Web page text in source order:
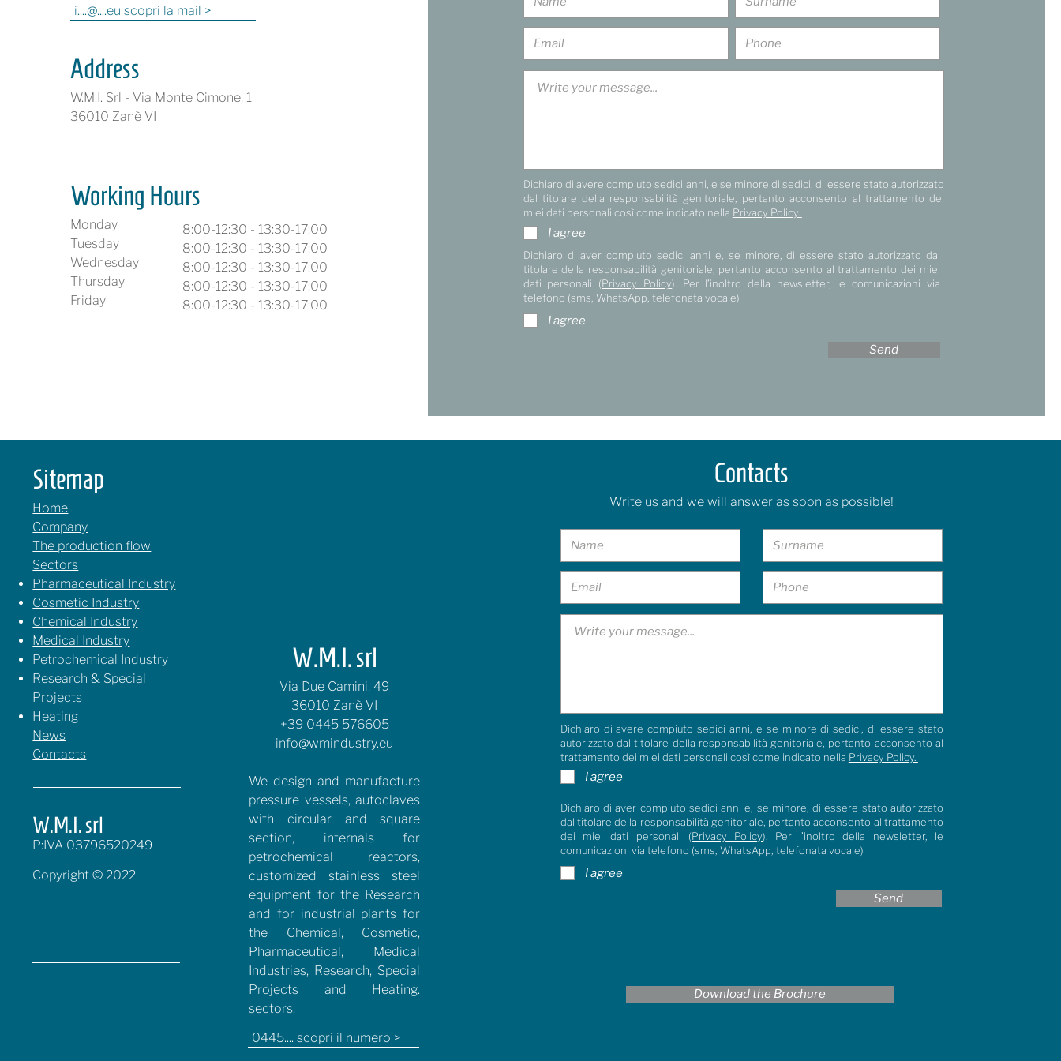
i....@....eu scopri la mail >
Address
W.M.I. Srl - Via Monte Cimone, 1
36010 Zanè VI
8:00-12:30 - 13:30-17:00
8:00-12:30 - 13:30-17:00
8:00-12:30 - 13:30-17:00
8:00-12:30 - 13:30-17:00
8:00-12:30 - 13:30-17:00
Working Hours
Monday
Tuesday
Wednesday
Thursday
Friday
Dichiaro di avere compiuto sedici anni, e se minore di sedici, di essere stato autorizzato
dal titolare della responsabilità genitoriale, pertanto acconsento al trattamento dei
miei dati personali così come indicato nella Privacy Policy.
I agree
Dichiaro di aver compiuto sedici anni e, se minore, di essere stato autorizzato dal
titolare della responsabilità genitoriale, pertanto acconsento al trattamento dei miei
dati personali (Privacy Policy). Per l’inoltro della newsletter, le comunicazioni via
telefono (sms, WhatsApp, telefonata vocale)
I agree
Send
Sitemap
Home
Company
The production flow
Sectors
Pharmaceutical Industry
Cosmetic Industry
Chemical Industry
Medical Industry
Petrochemical Industry
Research & Special
Projects
Heating
News
Contacts
W.M.I. srl
P:IVA 03796520249
Copyright © 2022
W.M.I. srl
Via Due Camini, 49
36010 Zanè VI
+39 0445 576605
info@wmindustry.eu
We design and manufacture
pressure vessels, autoclaves
with circular and square
section, internals for
petrochemical reactors,
customized stainless steel
equipment for the Research
and for industrial plants for
the Chemical, Cosmetic,
Pharmaceutical, Medical
Industries, Research, Special
Projects and Heating.
sectors.
0445.... scopri il numero >
Contacts
Write us and we will answer as soon as possible!
Dichiaro di avere compiuto sedici anni, e se minore di sedici, di essere stato
autorizzato dal titolare della responsabilità genitoriale, pertanto acconsento al
trattamento dei miei dati personali così come indicato nella Privacy Policy.
I agree
Dichiaro di aver compiuto sedici anni e, se minore, di essere stato autorizzato
dal titolare della responsabilità genitoriale, pertanto acconsento al trattamento
dei miei dati personali (Privacy Policy). Per l’inoltro della newsletter, le
comunicazioni via telefono (sms, WhatsApp, telefonata vocale)
I agree
Send
Download the Brochure